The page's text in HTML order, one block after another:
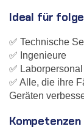
Ideal für
✅ Technische
✅ Ingenieure
✅ Laborpersonal
✅ Alle, die ihre
Geräten
Kompetenzen